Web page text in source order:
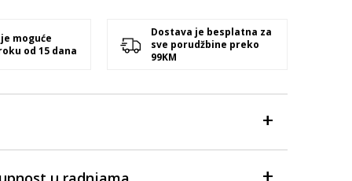
moguće
od 15 dana
Dostava je besplatna za
sve porudžbine preko
99KM